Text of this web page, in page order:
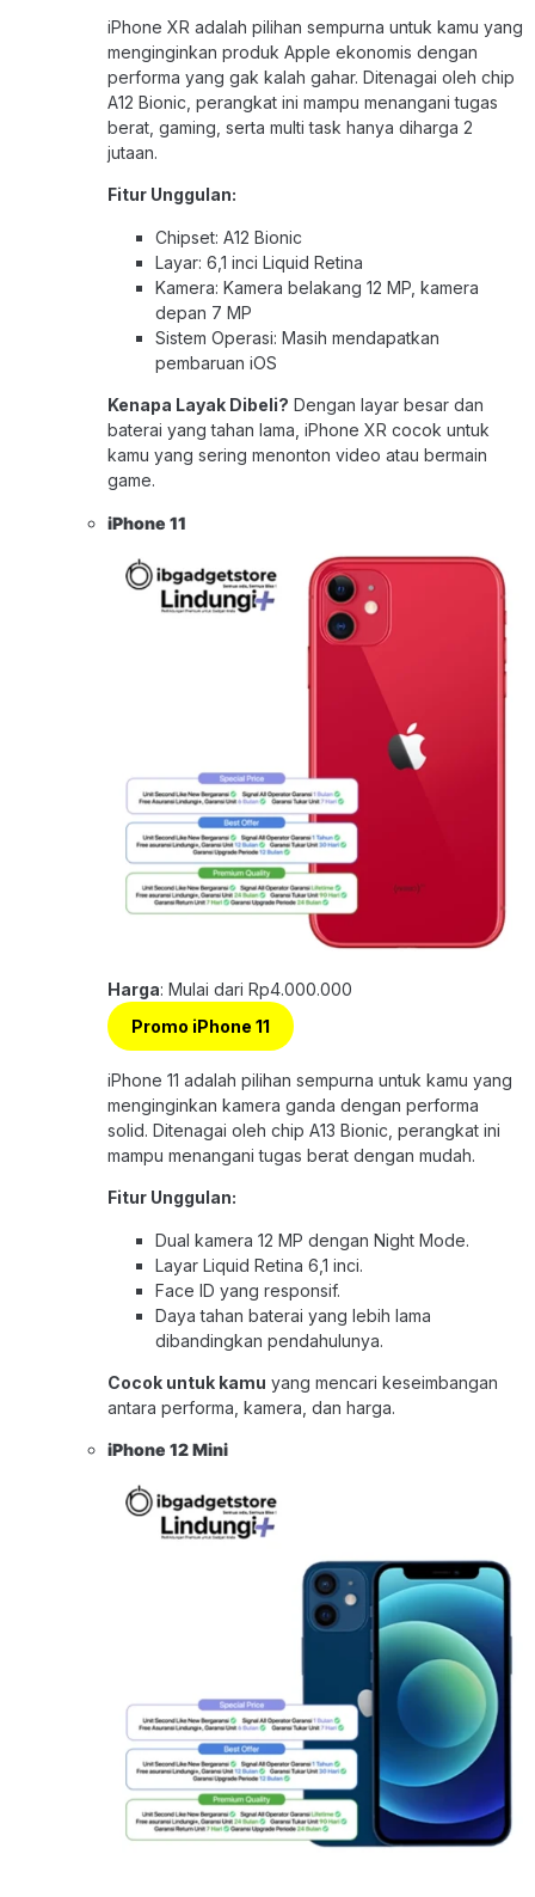
iPhone XR adalah pilihan sempurna untuk kamu yang
menginginkan produk Apple ekonomis dengan
performa yang gak kalah gahar. Ditenagai oleh chip
A12 Bionic, perangkat ini mampu menangani tugas
berat, gaming, serta multi task hanya diharga 2
jutaan.
Fitur Unggulan:
Chipset: A12 Bionic
Layar: 6,1 inci Liquid Retina
Kamera: Kamera belakang 12 MP, kamera
depan 7 MP
Sistem Operasi: Masih mendapatkan
pembaruan iOS
Kenapa Layak Dibeli? Dengan layar besar dan
baterai yang tahan lama, iPhone XR cocok untuk
kamu yang sering menonton video atau bermain
game.
iPhone 11
Harga: Mulai dari Rp4.000.000
Promo iPhone 11
iPhone 11 adalah pilihan sempurna untuk kamu yang
menginginkan kamera ganda dengan performa
solid. Ditenagai oleh chip A13 Bionic, perangkat ini
mampu menangani tugas berat dengan mudah.
Fitur Unggulan:
Dual kamera 12 MP dengan Night Mode.
Layar Liquid Retina 6,1 inci.
Face ID yang responsif.
Daya tahan baterai yang lebih lama
dibandingkan pendahulunya.
Cocok untuk kamu yang mencari keseimbangan
antara performa, kamera, dan harga.
iPhone 12 Mini